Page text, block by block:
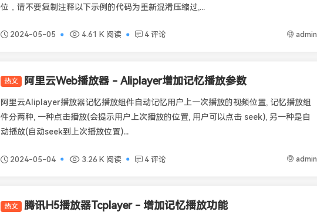
位，请不要复制注释以下示例的代码为重新混淆压缩过,...
2024-05-05 4.61 K 阅读 4 评论 admin
Aliplayer
热文 阿里云Web播放器 - Aliplayer增加记忆播放参数
阿里云Aliplayer播放器记忆播放组件自动记忆用户上一次播放的视频位置, 记忆播放组
件分两种, 一种点击播放(会提示用户上次播放的位置, 用户可以点击 seek), 另一种是自
动播放(自动seek到上次播放位置)...
2024-05-04 3.26 K 阅读 4 评论 admin
Tcplayer
热文 腾讯H5播放器Tcplayer - 增加记忆播放功能